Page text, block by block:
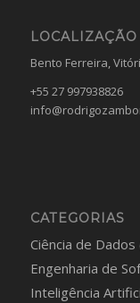
LOCALIZAÇÃO
Bento Ferreira,
+55 27 997938826
CATEGORIAS
Ciência de Dados
Engenharia de
Inteligência